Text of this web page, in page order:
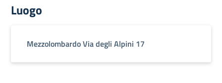
Luogo
Mezzolombardo Via degli Alpini 17